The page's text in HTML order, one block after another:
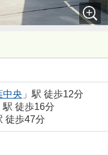
中央 」駅 徒歩12分
駅 徒歩16分
徒歩47分